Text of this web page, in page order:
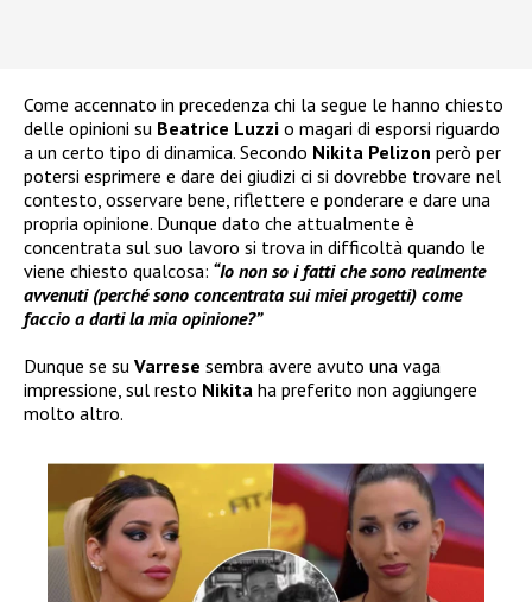
Come accennato in precedenza chi la segue le hanno chiesto
delle opinioni su Beatrice Luzzi o magari di esporsi riguardo
a un certo tipo di dinamica. Secondo Nikita Pelizon però per
potersi esprimere e dare dei giudizi ci si dovrebbe trovare nel
contesto, osservare bene, riflettere e ponderare e dare una
propria opinione. Dunque dato che attualmente è
concentrata sul suo lavoro si trova in difficoltà quando le
viene chiesto qualcosa: “Io non so i fatti che sono realmente
avvenuti (perché sono concentrata sui miei progetti) come
faccio a darti la mia opinione?”
Dunque se su Varrese sembra avere avuto una vaga
impressione, sul resto Nikita ha preferito non aggiungere
molto altro.